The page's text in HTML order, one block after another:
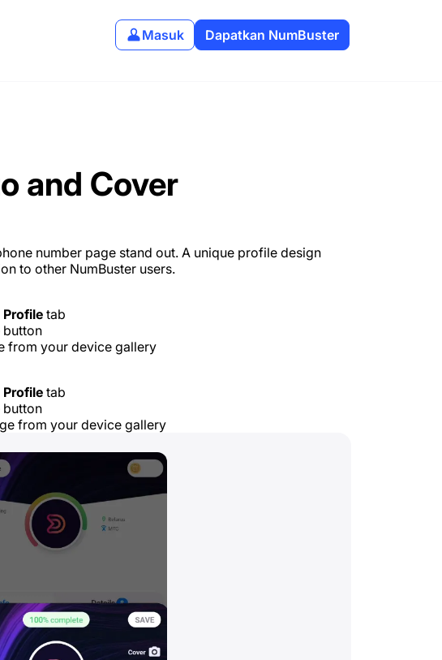
Masuk Dapatkan NumBuster
and Cover
number page stand out. A unique profile design
to other NumBuster users.
Profile tab
button
from your device gallery
Profile tab
button
from your device gallery